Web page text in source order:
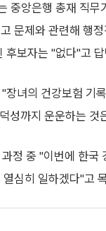
중앙은행 총재 직
문제와 관련해 행
후보자는 "없다"고
장녀의 건강보험 기
성까지 운운하는
정 중 "이번에 한
심히 일하겠다"고